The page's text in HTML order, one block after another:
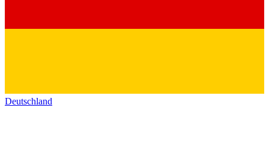
Deutschland